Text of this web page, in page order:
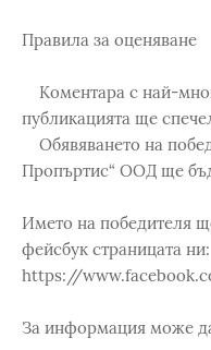
Правила за оценяване
Коментара с най-
публикацията ще
Обявяването на
Пропъртис“ ООД ще
Името на победителя
фейсбук страницата ни:
https://
За информация може